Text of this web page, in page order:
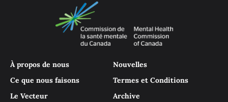
À propos de nous
Ce que nous faisons
Le Vecteur
Nouvelles
Termes et Conditions
Archive